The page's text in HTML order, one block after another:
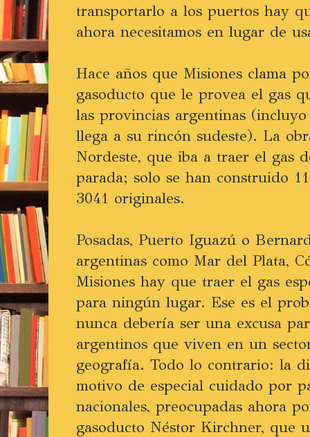
transportarlo a los puertos hay
ahora necesitamos en lugar de
Hace años que Misiones clama
gasoducto que le provea el gas
las provincias argentinas
llega a su rincón sudeste). La
Nordeste, que iba a traer el gas
parada; solo se han construido
3041 originales.
Posadas, Puerto Iguazú o
argentinas como Mar del Plata,
Misiones hay que traer el gas
para ningún lugar. Ese es el
nunca debería ser una excusa
argentinos que viven en un
geografía. Todo lo contrario: la
motivo de especial cuidado por
nacionales, preocupadas ahora
gasoducto Néstor Kirchner, que